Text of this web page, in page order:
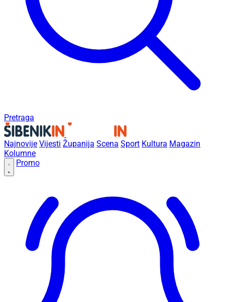
Pretraga
Najnovije Vijesti Županija Scena Sport Kultura Magazin
Kolumne
Promo